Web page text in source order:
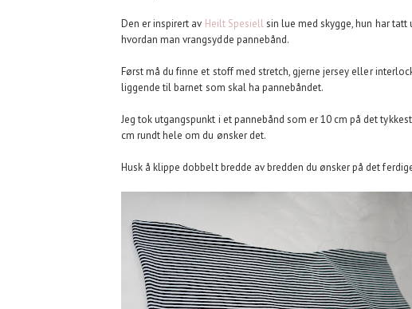
Den er inspirert av Heilt Spesiellsin lue med skygge, hun har tatt
hvordan man vrangsydde pannebånd.
Først må du finne et stoff med stretch, gjerne jersey eller
liggende til barnet som skal ha pannebåndet.
Jeg tok utgangspunkt i et pannebånd som er 10 cm på det
cm rundt hele om du ønsker det.
Husk å klippe dobbelt bredde av bredden du ønsker på det